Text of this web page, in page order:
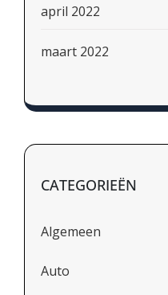
april 2022
maart 2022
CATEGORIEËN
Algemeen
Auto